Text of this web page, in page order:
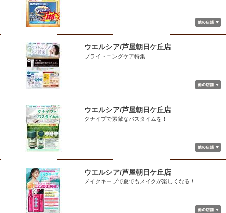
ウエルシア/芦屋朝日ケ丘店
ブライトニングケア特集
ウエルシア/芦屋朝日ケ丘店
クナイプで素敵なバスタイムを！
ウエルシア/芦屋朝日ケ丘店
メイクキープで夏でもメイクが楽しくなる！